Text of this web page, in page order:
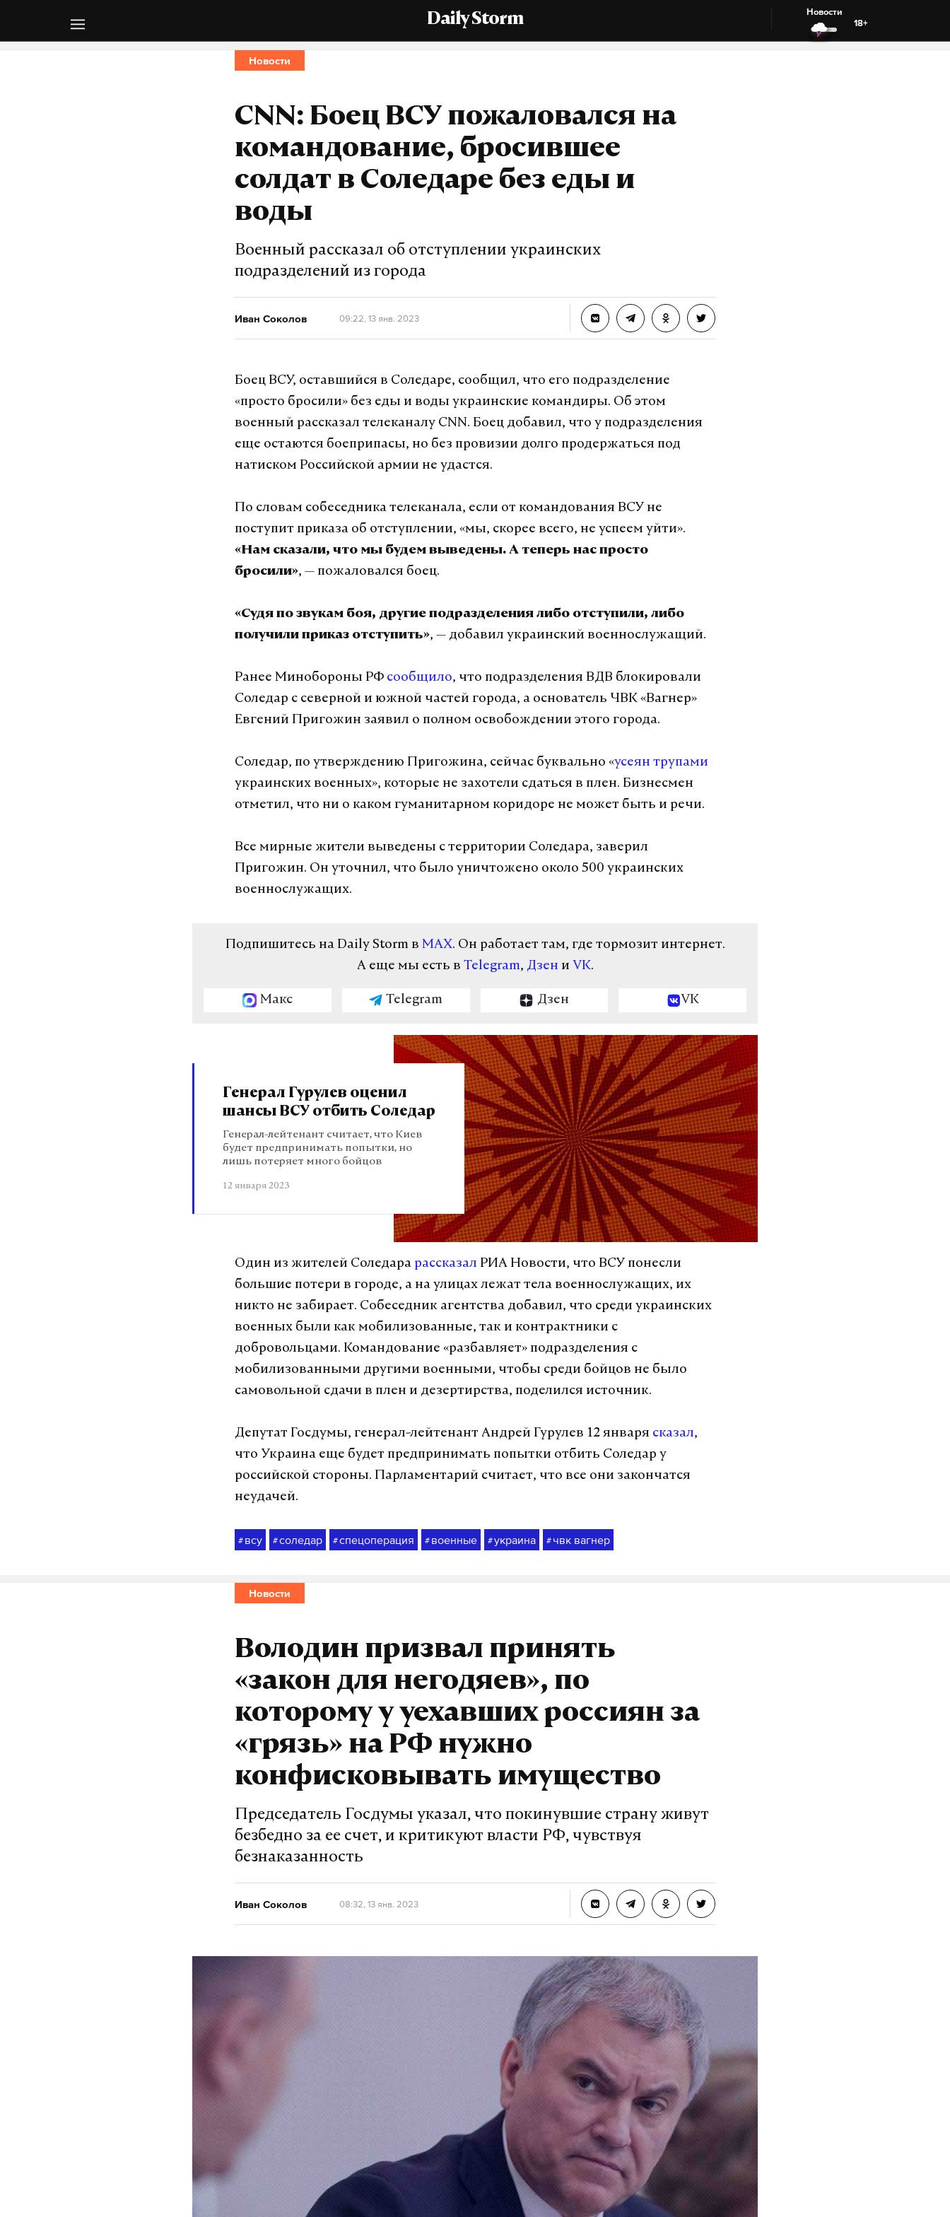
Daily Storm
Новости
18+
Новости
CNN: Боец ВСУ пожаловался на
командование, бросившее
солдат в Соледаре без еды и
воды
Военный рассказал об отступлении украинских
подразделений из города
Иван Соколов 09:22, 13 янв. 2023
Боец ВСУ, оставшийся в Соледаре, сообщил, что его подразделение
«просто бросили» без еды и воды украинские командиры. Об этом
военный рассказал телеканалу CNN. Боец добавил, что у подразделения
еще остаются боеприпасы, но без провизии долго продержаться под
натиском Российской армии не удастся.
По словам собеседника телеканала, если от командования ВСУ не
поступит приказа об отступлении, «мы, скорее всего, не успеем уйти».
«Нам сказали, что мы будем выведены. А теперь нас просто
бросили», — пожаловался боец.
«Судя по звукам боя, другие подразделения либо отступили, либо
получили приказ отступить», — добавил украинский военнослужащий.
Ранее Минобороны РФ сообщило, что подразделения ВДВ блокировали
Соледар с северной и южной частей города, а основатель ЧВК «Вагнер»
Евгений Пригожин заявил о полном освобождении этого города.
Соледар, по утверждению Пригожина, сейчас буквально «усеян трупами
украинских военных», которые не захотели сдаться в плен. Бизнесмен
отметил, что ни о каком гуманитарном коридоре не может быть и речи.
Все мирные жители выведены с территории Соледара, заверил
Пригожин. Он уточнил, что было уничтожено около 500 украинских
военнослужащих.
Подпишитесь на Daily Storm в MAX. Он работает там, где тормозит интернет.
А еще мы есть в Telegram, Дзен и VK.
Макс Telegram Дзен VK
Генерал Гурулев оценил
шансы ВСУ отбить Соледар
Генерал-лейтенант считает, что Киев
будет предпринимать попытки, но
лишь потеряет много бойцов
12 января 2023
Один из жителей Соледара рассказал РИА Новости, что ВСУ понесли
большие потери в городе, а на улицах лежат тела военнослужащих, их
никто не забирает. Собеседник агентства добавил, что среди украинских
военных были как мобилизованные, так и контрактники с
добровольцами. Командование «разбавляет» подразделения с
мобилизованными другими военными, чтобы среди бойцов не было
самовольной сдачи в плен и дезертирства, поделился источник.
Депутат Госдумы, генерал-лейтенант Андрей Гурулев 12 января сказал,
что Украина еще будет предпринимать попытки отбить Соледар у
российской стороны. Парламентарий считает, что все они закончатся
неудачей.
# всу #соледар #спецоперация # военные #украина # чвк вагнер
Новости
Володин призвал принять
«закон для негодяев», по
которому у уехавших россиян за
«грязь» на РФ нужно
конфисковывать имущество
Председатель Госдумы указал, что покинувшие страну живут
безбедно за ее счет, и критикуют власти РФ, чувствуя
безнаказанность
Иван Соколов 08:32, 13 янв. 2023